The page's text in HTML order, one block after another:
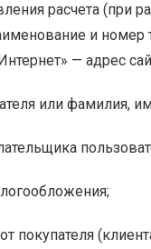
расчета
и номер
— адрес
или фамилия,
покупателя